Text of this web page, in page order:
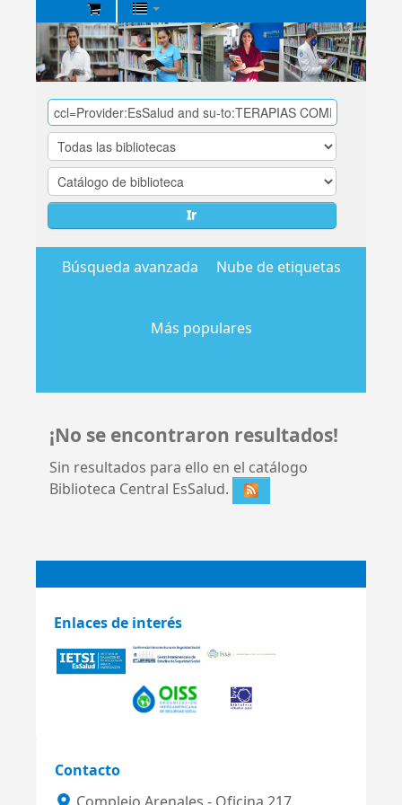
Biblioteca
Central
EsSalud
Ir
Búsqueda avanzada Nube de etiquetas
Más populares
¡No se encontraron resultados!
Sin resultados para ello en el catálogo
Biblioteca Central EsSalud.
Enlaces de interés
Contacto